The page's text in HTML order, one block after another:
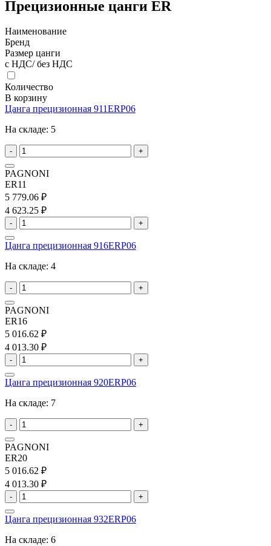
Прецизионные цанги ER
Наименование
Бренд
Размер цанги
с НДС/ без НДС
Количество
В корзину
Цанга прецизионная 911ERP06
На складе: 5
- +
PAGNONI
ER11
5 779.06 ₽
4 623.25 ₽
- +
Цанга прецизионная 916ERP06
На складе: 4
- +
PAGNONI
ER16
5 016.62 ₽
4 013.30 ₽
- +
Цанга прецизионная 920ERP06
На складе: 7
- +
PAGNONI
ER20
5 016.62 ₽
4 013.30 ₽
- +
Цанга прецизионная 932ERP06
На складе: 6